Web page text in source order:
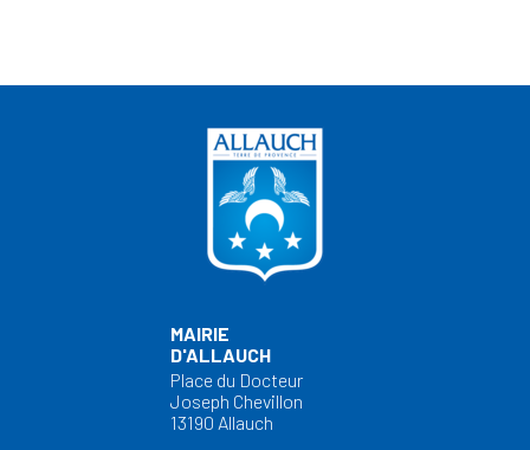
MAIRIE
D'ALLAUCH
Place du Docteur
Joseph Chevillon
13190 Allauch